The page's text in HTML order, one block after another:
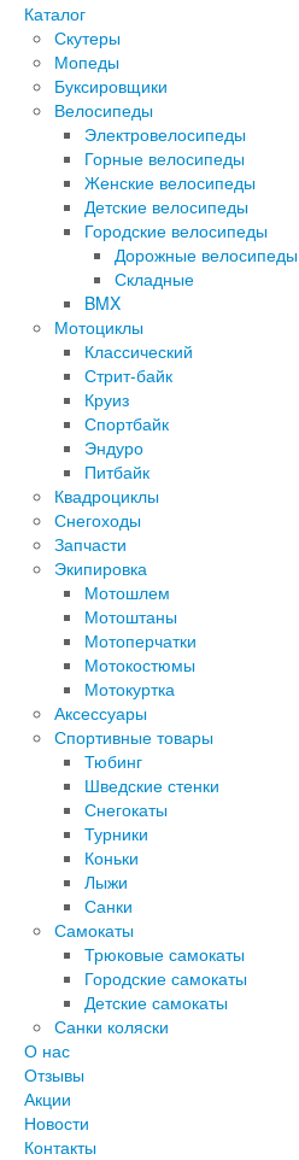
Каталог
Скутеры
Мопеды
Буксировщики
Велосипеды
Электровелосипеды
Горные велосипеды
Женские велосипеды
Детские велосипеды
Городские велосипеды
Дорожные велосипеды
Складные
BMX
Мотоциклы
Классический
Стрит-байк
Круиз
Спортбайк
Эндуро
Питбайк
Квадроциклы
Снегоходы
Запчасти
Экипировка
Мотошлем
Мотоштаны
Мотоперчатки
Мотокостюмы
Мотокуртка
Аксессуары
Спортивные товары
Тюбинг
Шведские стенки
Снегокаты
Турники
Коньки
Лыжи
Санки
Самокаты
Трюковые самокаты
Городские самокаты
Детские самокаты
Санки коляски
О нас
Отзывы
Акции
Новости
Контакты